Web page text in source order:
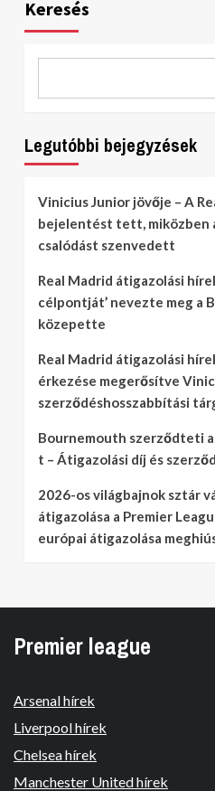
Keresés
Legutóbbi bejegyzések
Vinicius Junior jövője – A
bejelentést tett, miközben
csalódást szenvedett
Real Madrid átigazolási
célpontját’ nevezte meg a
közepette
Real Madrid átigazolási
érkezése megerősítve
szerződéshosszabbítási
Bournemouth szerződteti
t – Átigazolási díj és
2026-os világbajnok sztár
átigazolása a Premier
európai átigazolása
Premier league
Arsenal hírek
Liverpool hírek
Chelsea hírek
Manchester United hírek